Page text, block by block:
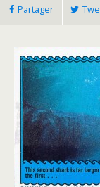
Partager